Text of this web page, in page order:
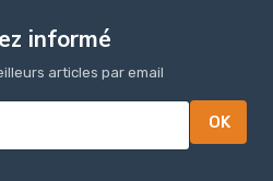
informé
articles par email
OK